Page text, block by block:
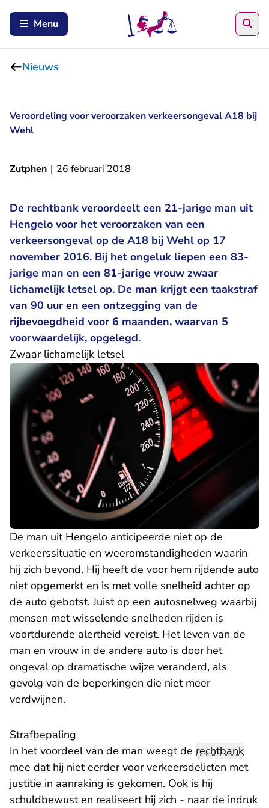
Menu
Nieuws
Veroordeling voor veroorzaken verkeersongeval A18 bij
Wehl
Zutphen | 26 februari 2018
De rechtbank veroordeelt een 21-jarige man uit
Hengelo voor het veroorzaken van een
verkeersongeval op de A18 bij Wehl op 17
november 2016. Bij het ongeluk liepen een 83-
jarige man en een 81-jarige vrouw zwaar
lichamelijk letsel op. De man krijgt een taakstraf
van 90 uur en een ontzegging van de
rijbevoegdheid voor 6 maanden, waarvan 5
voorwaardelijk, opgelegd.
Zwaar lichamelijk letsel
De man uit Hengelo anticipeerde niet op de
verkeerssituatie en weeromstandigheden waarin
hij zich bevond. Hij heeft de voor hem rijdende auto
niet opgemerkt en is met volle snelheid achter op
de auto gebotst. Juist op een autosnelweg waarbij
mensen met wisselende snelheden rijden is
voortdurende alertheid vereist. Het leven van de
man en vrouw in de andere auto is door het
ongeval op dramatische wijze veranderd, als
gevolg van de beperkingen die niet meer
verdwijnen.
Strafbepaling
In het voordeel van de man weegt de rechtbank
mee dat hij niet eerder voor verkeersdelicten met
justitie in aanraking is gekomen. Ook is hij
schuldbewust en realiseert hij zich - naar de indruk